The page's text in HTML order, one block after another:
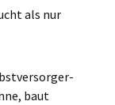
als nur
baut